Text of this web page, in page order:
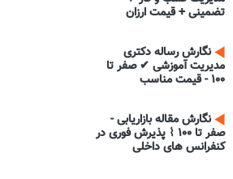
تضمینی + قیمت ارزان
نگارش رساله دکتری
مدیریت آموزشی ✔ صفر تا
100 - قیمت مناسب
نگارش مقاله بازاریابی -
صفر تا 100 ⌇ پذیرش فوری در
کنفرانس های داخلی